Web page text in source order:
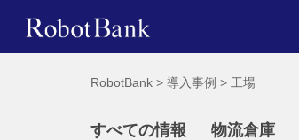
RobotBank > 導入事例 > 工場
すべての情報 物流倉庫